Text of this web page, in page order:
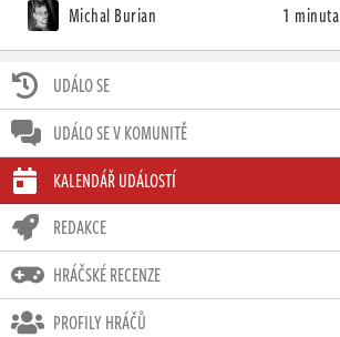
UDÁLO SE
UDÁLO SE V KOMUNITĚ
KALENDÁŘ UDÁLOSTÍ
REDAKCE
HRÁČSKÉ RECENZE
PROFILY HRÁČŮ
Michal Burian 1 minuta